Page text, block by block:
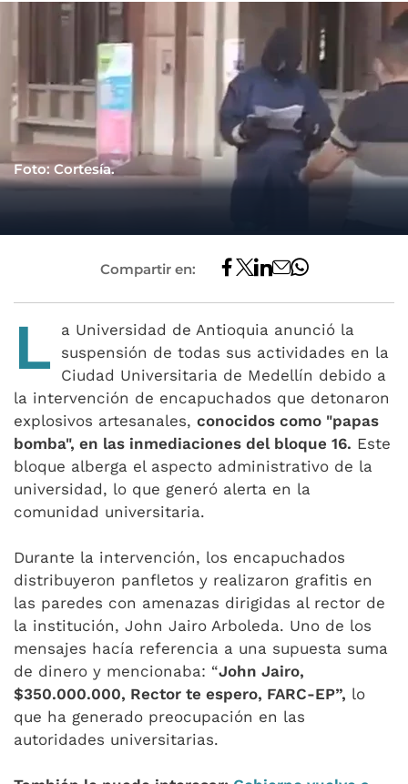
Foto: Cortesía.
Compartir en:
L
a Universidad de Antioquia anunció la
suspensión de todas sus actividades en la
Ciudad Universitaria de Medellín debido a
la intervención de encapuchados que detonaron
explosivos artesanales, conocidos como "papas
bomba", en las inmediaciones del bloque 16. Este
bloque alberga el aspecto administrativo de la
universidad, lo que generó alerta en la
comunidad universitaria.
Durante la intervención, los encapuchados
distribuyeron panfletos y realizaron grafitis en
las paredes con amenazas dirigidas al rector de
la institución, John Jairo Arboleda. Uno de los
mensajes hacía referencia a una supuesta suma
de dinero y mencionaba: “John Jairo,
$350.000.000, Rector te espero, FARC-EP”, lo
que ha generado preocupación en las
autoridades universitarias.